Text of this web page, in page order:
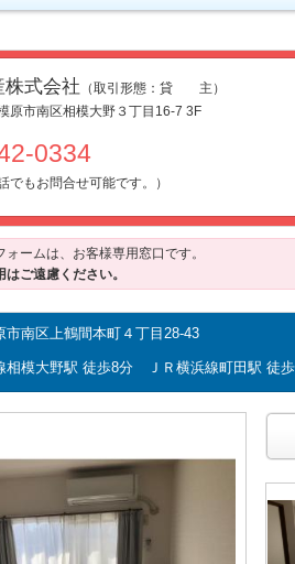
株式会社 （取引形態：貸 主）
原市南区相模大野３丁目16-7 3F
0334
でもお問合せ可能です。）
ームは、お客様専用窓口です。
ご遠慮ください。
市南区上鶴間本町４丁目28-43
相模大野駅 徒歩8分 ＪＲ横浜線町田駅 徒